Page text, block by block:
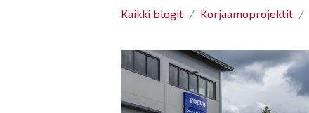
Kaikki blogit Korjaamoprojektit